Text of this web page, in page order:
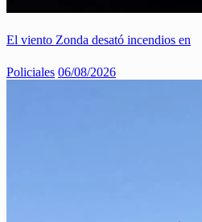
El viento Zonda desató incendios en
Policiales 06/08/2026